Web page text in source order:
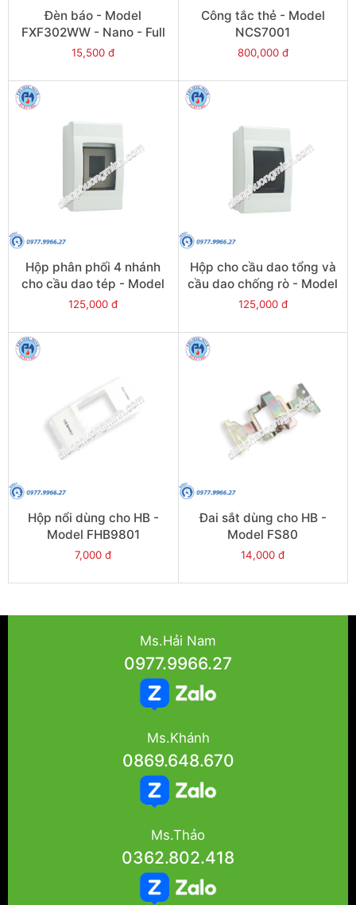
Đèn báo - Model
FXF302WW - Nano - Full
15,500 đ
Công tắc thẻ - Model
NCS7001
800,000 đ
Hộp phân phối 4 nhánh
cho cầu dao tép - Model
FBD401
125,000 đ
Hộp cho cầu dao tổng và
cầu dao chống rò - Model
FB500
125,000 đ
Hộp nổi dùng cho HB -
Model FHB9801
7,000 đ
Đai sắt dùng cho HB -
Model FS80
14,000 đ
Ms.Hải Nam
0977.9966.27
Ms.Khánh
0869.648.670
Ms.Thảo
0362.802.418